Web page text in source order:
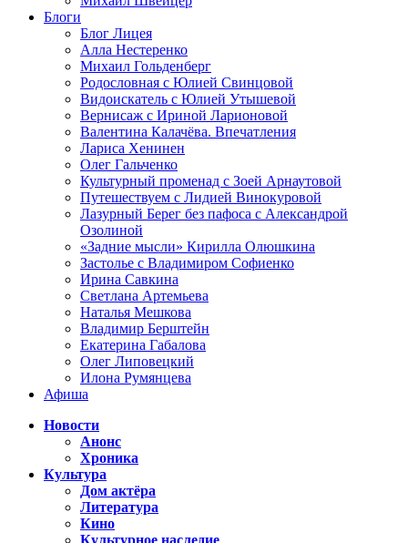
Блоги
Блог Лицея
Алла Нестеренко
Михаил Гольденберг
Родословная с Юлией Свинцовой
Видоискатель с Юлией Утышевой
Вернисаж с Ириной Ларионовой
Валентина Калачёва. Впечатления
Лариса Хенинен
Олег Гальченко
Культурный променад с Зоей Арнаутовой
Путешествуем с Лидией Винокуровой
Лазурный Берег без пафоса с Александрой
Озолиной
«Задние мысли» Кирилла Олюшкина
Застолье с Владимиром Софиенко
Ирина Савкина
Светлана Артемьева
Наталья Мешкова
Владимир Берштейн
Екатерина Габалова
Олег Липовецкий
Илона Румянцева
Афиша
Новости
Анонс
Хроника
Культура
Дом актёра
Литература
Кино